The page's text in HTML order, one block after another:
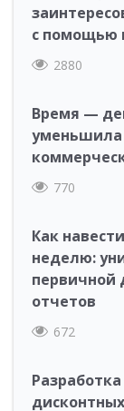
с помощью
2880
Время —
уменьшила
770
Как
неделю:
первичной
отчетов
672